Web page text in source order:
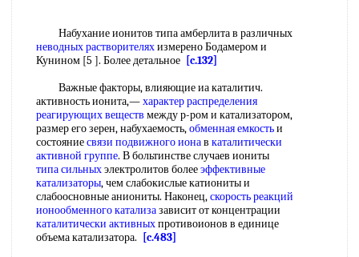
Набухание ионитов типа амберлита в различных
неводных растворителяхизмерено Бодамером и
Кунином [5 ]. Более детальное [c.132]
Важные факторы, влияющие иа каталитич.
активность ионита,—характер распределения
реагирующих веществ между р-ром и катализатором,
размер его зерен, набухаемость,обменная емкостьи
состояниесвязи подвижного ионав каталитически
активной группе. В больтинстве случаев иониты
типа сильныхэлектролитов болееэффективные
катализаторы, чем слабокислые катиониты и
слабоосновные аниониты. Наконец,скорость реакций
ионообменного катализазависит от концентрации
каталитически активныхпротивоионов в единице
объема катализатора.
[c.483]